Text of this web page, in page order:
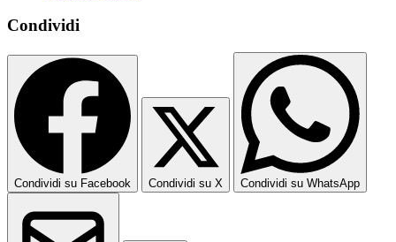
Condividi
Condividi su Facebook Condividi su X Condividi su WhatsApp